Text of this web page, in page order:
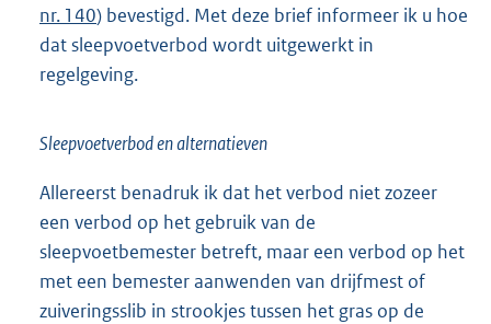
nr. 140) bevestigd. Met deze brief informeer ik u hoe
dat sleepvoetverbod wordt uitgewerkt in
regelgeving.
Sleepvoetverbod en alternatieven
Allereerst benadruk ik dat het verbod niet zozeer
een verbod op het gebruik van de
sleepvoetbemester betreft, maar een verbod op het
met een bemester aanwenden van drijfmest of
zuiveringsslib in strookjes tussen het gras op de